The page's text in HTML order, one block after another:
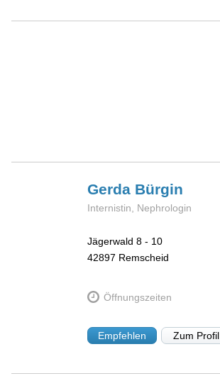
Gerda Bürgin
Internistin, Nephrologin
Jägerwald 8 - 10
42897 Remscheid
Öffnungszeiten
Empfehlen Zum Profil